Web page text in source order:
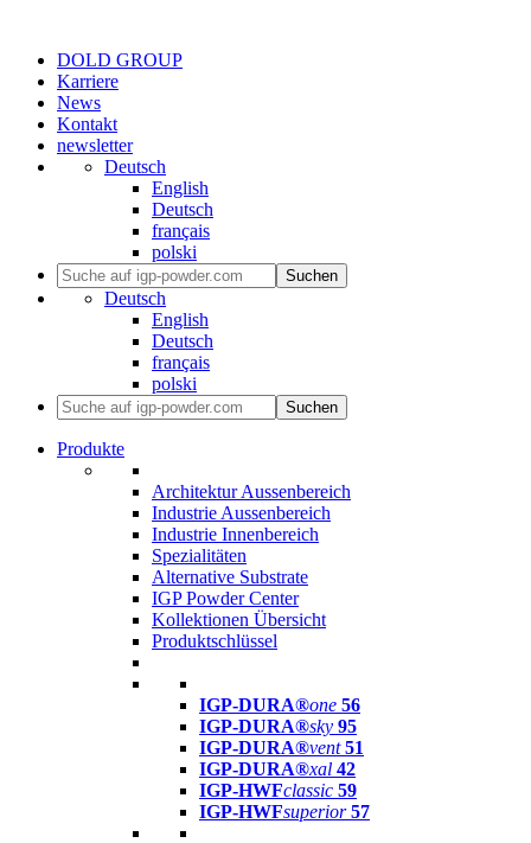
DOLD GROUP
Karriere
News
Kontakt
newsletter
Deutsch
English
Deutsch
français
polski
Suchen
Deutsch
English
Deutsch
français
polski
Suchen
Produkte
Architektur Aussenbereich
Industrie Aussenbereich
Industrie Innenbereich
Spezialitäten
Alternative Substrate
IGP Powder Center
Kollektionen Übersicht
Produktschlüssel
IGP-DURA®one 56
IGP-DURA®sky 95
IGP-DURA®vent 51
IGP-DURA®xal 42
IGP-HWFclassic 59
IGP-HWFsuperior 57